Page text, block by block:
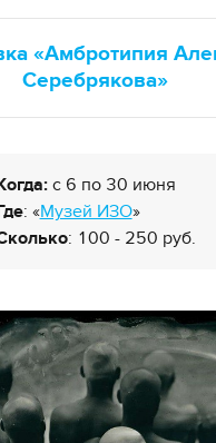
«Амбротипия
Серебрякова»
с 6 по 30 июня
: «Музей ИЗО»
: 100 - 250 руб.